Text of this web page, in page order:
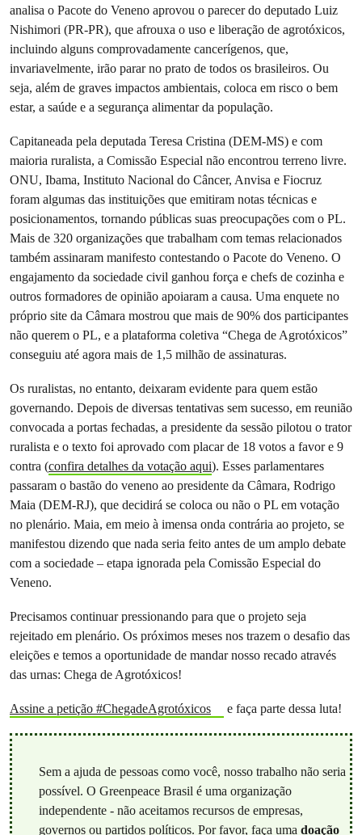
analisa o Pacote do Veneno aprovou o parecer do deputado Luiz
Nishimori (PR-PR), que afrouxa o uso e liberação de agrotóxicos,
incluindo alguns comprovadamente cancerígenos, que,
invariavelmente, irão parar no prato de todos os brasileiros. Ou
seja, além de graves impactos ambientais, coloca em risco o bem
estar, a saúde e a segurança alimentar da população.
Capitaneada pela deputada Teresa Cristina (DEM-MS) e com
maioria ruralista, a Comissão Especial não encontrou terreno livre.
ONU, Ibama, Instituto Nacional do Câncer, Anvisa e Fiocruz
foram algumas das instituições que emitiram notas técnicas e
posicionamentos, tornando públicas suas preocupações com o PL.
Mais de 320 organizações que trabalham com temas relacionados
também assinaram manifesto contestando o Pacote do Veneno. O
engajamento da sociedade civil ganhou força e chefs de cozinha e
outros formadores de opinião apoiaram a causa. Uma enquete no
próprio site da Câmara mostrou que mais de 90% dos participantes
não querem o PL, e a plataforma coletiva “Chega de Agrotóxicos”
conseguiu até agora mais de 1,5 milhão de assinaturas.
Os ruralistas, no entanto, deixaram evidente para quem estão
governando. Depois de diversas tentativas sem sucesso, em reunião
convocada a portas fechadas, a presidente da sessão pilotou o trator
ruralista e o texto foi aprovado com placar de 18 votos a favor e 9
contra (confira detalhes da votação aqui). Esses parlamentares
passaram o bastão do veneno ao presidente da Câmara, Rodrigo
Maia (DEM-RJ), que decidirá se coloca ou não o PL em votação
no plenário. Maia, em meio à imensa onda contrária ao projeto, se
manifestou dizendo que nada seria feito antes de um amplo debate
com a sociedade – etapa ignorada pela Comissão Especial do
Veneno.
Precisamos continuar pressionando para que o projeto seja
rejeitado em plenário. Os próximos meses nos trazem o desafio das
eleições e temos a oportunidade de mandar nosso recado através
das urnas: Chega de Agrotóxicos!
Assine a petição #ChegadeAgrotóxicos e faça parte dessa luta!
Sem a ajuda de pessoas como você, nosso trabalho não seria
possível. O Greenpeace Brasil é uma organização
independente - não aceitamos recursos de empresas,
governos ou partidos políticos. Por favor, faça uma doação